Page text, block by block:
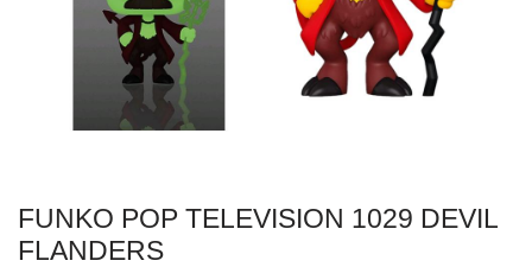
FUNKO POP TELEVISION 1029 DEVIL
FLANDERS